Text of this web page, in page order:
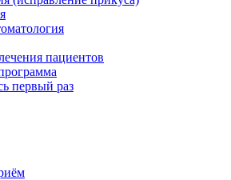
пациентов
первый раз